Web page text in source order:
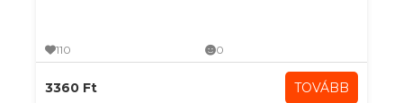
110 0
3360 Ft TOVÁBB